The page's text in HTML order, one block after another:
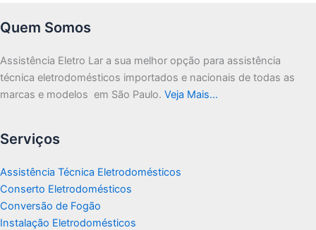
Quem Somos
Assistência Eletro Lar a sua melhor opção para assistência
técnica eletrodomésticos importados e nacionais de todas as
marcas e modelos em São Paulo. Veja Mais…
Serviços
Assistência Técnica Eletrodomésticos
Conserto Eletrodomésticos
Conversão de Fogão
Instalação Eletrodomésticos